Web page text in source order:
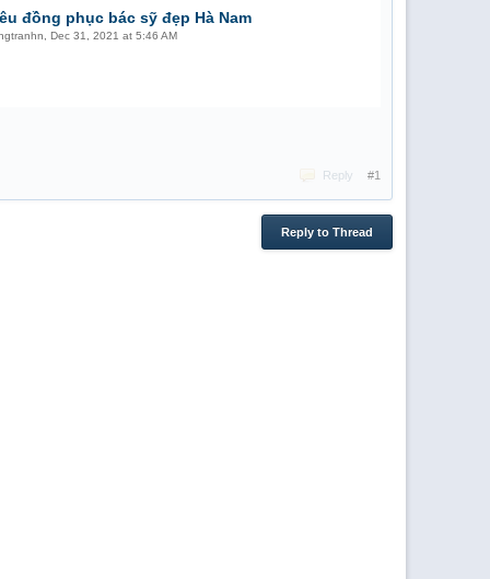
đồng phục bác sỹ đẹp Hà Nam
Dec 31, 2021 at 5:46 AM
#1
Reply
Reply to Thread